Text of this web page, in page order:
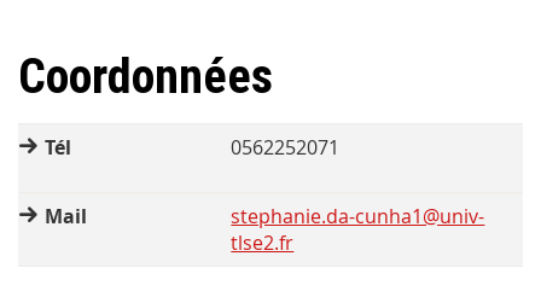
Coordonnées
Tél 0562252071
Mail
stephanie.da-cunha1@univ-
tlse2.fr